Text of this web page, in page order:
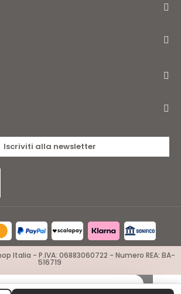
Iscriviti alla newsletter
Italia - P.IVA: 06883060722 - Numero REA: BA-
516719
×